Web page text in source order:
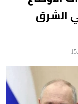
الشرق